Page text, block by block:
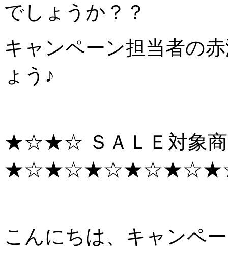
でしょうか？？
キャンペーン担当者の
ょう♪
★☆★☆ ＳＡＬＥ対象商
こんにちは、キャンペ